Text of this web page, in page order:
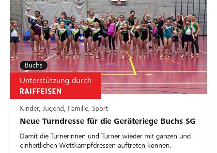
Buchs
Unterstützung durch
Kinder, Jugend, Familie, Sport
Neue Turndresse für die Geräteriege Buchs SG
Damit die Turnerinnen und Turner wieder mit ganzen und
einheitlichen Wettkampfdressen auftreten können.